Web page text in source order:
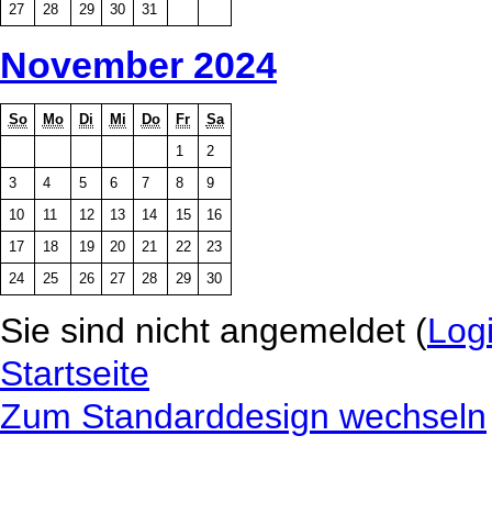
27
28 29 30 31
November 2024
So Mo Di Mi Do Fr
Sa
1
2
3
4 5 6 7 8
9
10
11 12 13 14 15
16
17
18 19 20 21 22
23
24
25 26 27 28 29 30
Sie sind nicht angemeldet (
Startseite
Zum Standarddesign wechseln